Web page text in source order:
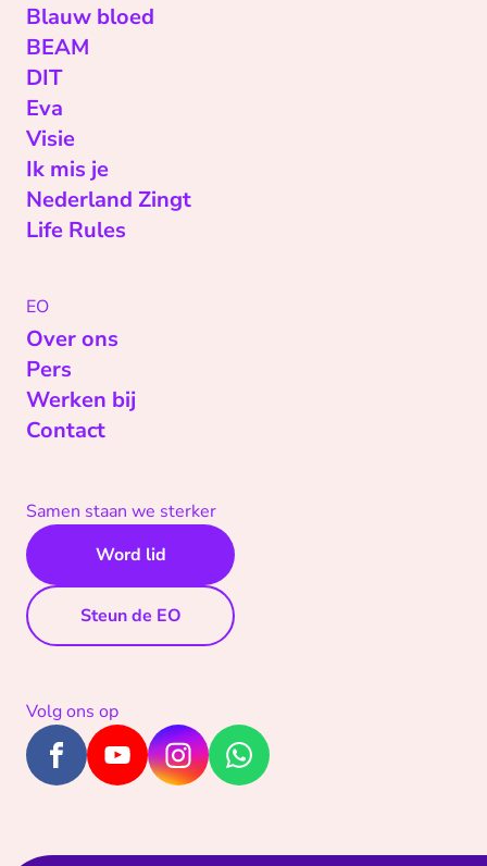
Blauw bloed
BEAM
DIT
Eva
Visie
Ik mis je
Nederland Zingt
Life Rules
EO
Over ons
Pers
Werken bij
Contact
Samen staan we sterker
Word lid
Steun de EO
Volg ons op